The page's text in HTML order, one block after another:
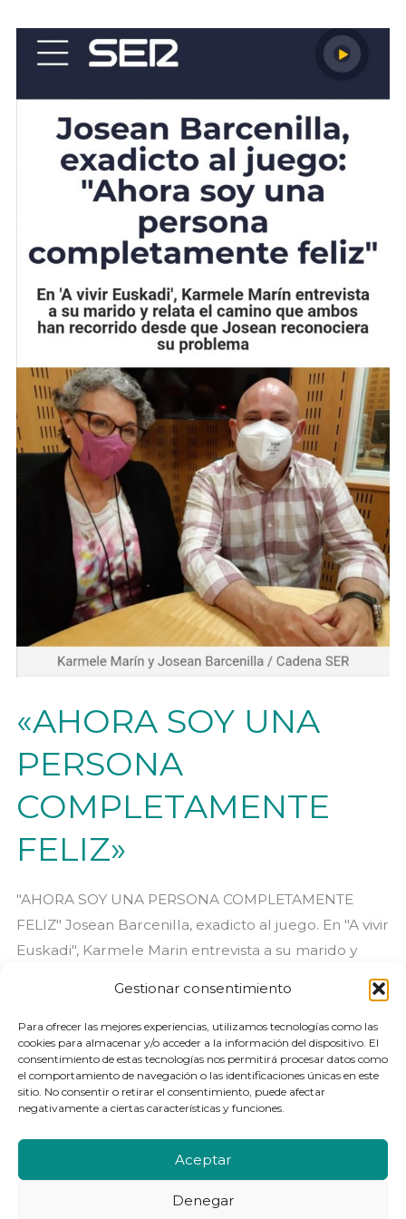
Gestionar consentimiento
Para ofrecer las mejores experiencias, utilizamos tecnologías como las
cookies para almacenar y/o acceder a la información del dispositivo. El
consentimiento de estas tecnologías nos permitirá procesar datos como
el comportamiento de navegación o las identificaciones únicas en este
sitio. No consentir o retirar el consentimiento, puede afectar
negativamente a ciertas características y funciones.
Aceptar
Denegar
«AHORA SOY UNA
PERSONA
COMPLETAMENTE
FELIZ»
"AHORA SOY UNA PERSONA COMPLETAMENTE
FELIZ" Josean Barcenilla, exadicto al juego. En "A vivir
Euskadi", Karmele Marin entrevista a su marido y
que Josean reconociera su problema. De la mano
de Aloña Velasco, en su magazine "A vivir Euskadi"
de Radio Ser San Sebastián, dirige esta cuidada [...]
«AHORA
UNA
PERSONA
Leer más »